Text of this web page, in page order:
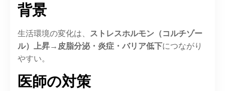
背景
生活環境の変化は、 ストレスホルモン（コルチゾー
ル）上昇→皮脂分泌・炎症・バリア低下につながり
やすい。
医師の対策